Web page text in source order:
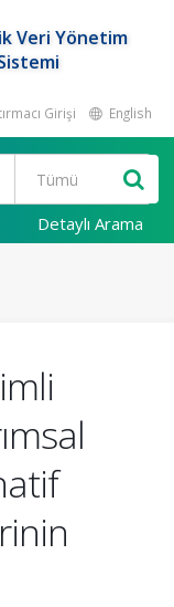
Veri Yönetim
Girişi English
Detaylı Arama